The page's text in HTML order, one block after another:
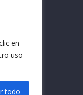
en
uso
todo